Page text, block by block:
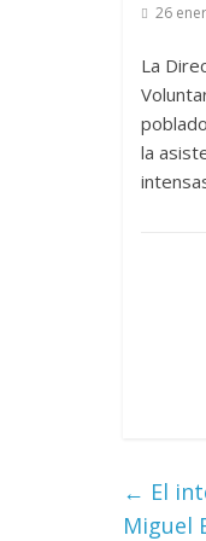
26
La
la
← El
Miguel